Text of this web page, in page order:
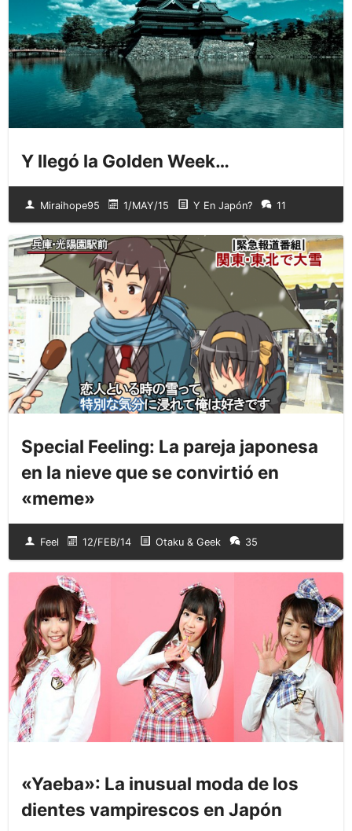
Y llegó la Golden Week…
Miraihope95 1/MAY/15 Y En Japón? 11
Special Feeling: La pareja japonesa
en la nieve que se convirtió en
«meme»
Feel 12/FEB/14 Otaku & Geek 35
«Yaeba»: La inusual moda de los
dientes vampirescos en Japón